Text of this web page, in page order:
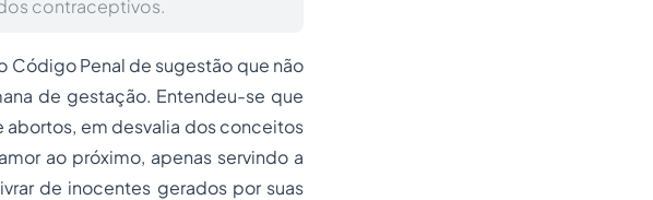
contraceptivos.
Código Penal de sugestão que não
de gestação. Entendeu-se que
em desvalia dos conceitos
ao próximo, apenas servindo a
de inocentes gerados por suas